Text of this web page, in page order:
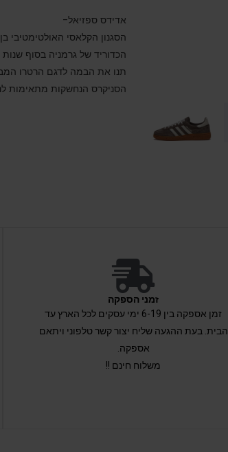
אדידס ספזיאל-
הכדוריד של גרמניה בסוף שנות
תנו את הבמה לדגם הרטרו
הסניקרס הנחשקות מתאימות
זמני הספקה
זמן אספקה בין 6-19 ימי עסקים לכל הארץ עד
הבית. בעת ההגעה שליח יצור קשר טלפוני ויתאם
אספקה.
משלוח חינם !!